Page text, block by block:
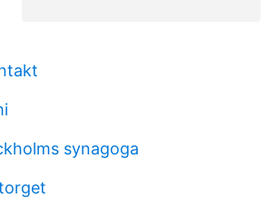
synagoga